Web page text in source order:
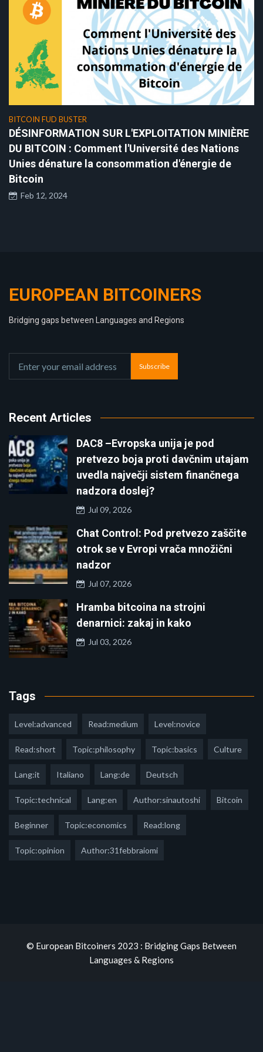
BITCOIN FUD BUSTER
DÉSINFORMATION SUR L'EXPLOITATION MINIÈRE
DU BITCOIN : Comment l'Université des Nations
Unies dénature la consommation d'énergie de
Bitcoin
Feb 12, 2024
EUROPEAN BITCOINERS
Bridging gaps between Languages and Regions
Subscribe
Recent Articles
DAC8 –Evropska unija je pod
pretvezo boja proti davčnim utajam
uvedla največji sistem finančnega
nadzora doslej?
Jul 09, 2026
Chat Control: Pod pretvezo zaščite
otrok se v Evropi vrača množični
nadzor
Jul 07, 2026
Hramba bitcoina na strojni
denarnici: zakaj in kako
Jul 03, 2026
Tags
Level:advanced Read:medium Level:novice
Read:short Topic:philosophy Topic:basics Culture
Lang:it Italiano Lang:de Deutsch
Topic:technical Lang:en Author:sinautoshi Bitcoin
Beginner Topic:economics Read:long
Topic:opinion Author:31febbraiomi
© European Bitcoiners 2023 : Bridging Gaps Between
Languages & Regions